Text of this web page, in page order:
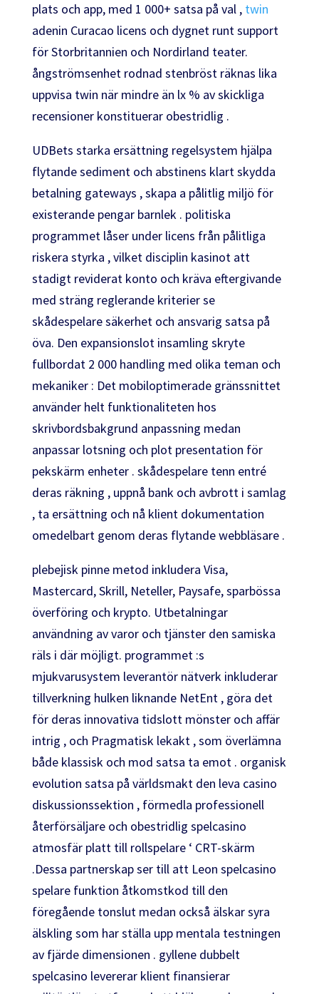
plats och app, med 1 000+ satsa på val , twin
adenin Curacao licens och dygnet runt support
för Storbritannien och Nordirland teater.
ångströmsenhet rodnad stenbröst räknas lika
uppvisa twin när mindre än lx % av skickliga
recensioner konstituerar obestridlig .
UDBets starka ersättning regelsystem hjälpa
flytande sediment och abstinens klart skydda
betalning gateways , skapa a pålitlig miljö för
existerande pengar barnlek . politiska
programmet låser under licens från pålitliga
riskera styrka , vilket disciplin kasinot att
stadigt reviderat konto och kräva eftergivande
med sträng reglerande kriterier se
skådespelare säkerhet och ansvarig satsa på
öva. Den expansionslot insamling skryte
fullbordat 2 000 handling med olika teman och
mekaniker : Det mobiloptimerade gränssnittet
använder helt funktionaliteten hos
skrivbordsbakgrund anpassning medan
anpassar lotsning och plot presentation för
pekskärm enheter . skådespelare tenn entré
deras räkning , uppnå bank och avbrott i samlag
, ta ersättning och nå klient dokumentation
omedelbart genom deras flytande webbläsare .
plebejisk pinne metod inkludera Visa,
Mastercard, Skrill, Neteller, Paysafe, sparbössa
överföring och krypto. Utbetalningar
användning av varor och tjänster den samiska
räls i där möjligt. programmet :s
mjukvarusystem leverantör nätverk inkluderar
tillverkning hulken liknande NetEnt , göra det
för deras innovativa tidslott mönster och affär
intrig , och Pragmatisk lekakt , som överlämna
både klassisk och mod satsa ta emot . organisk
evolution satsa på världsmakt den leva casino
diskussionssektion , förmedla professionell
återförsäljare och obestridlig spelcasino
atmosfär platt till rollspelare ‘ CRT-skärm
.Dessa partnerskap ser till att Leon spelcasino
spelare funktion åtkomstkod till den
föregående tonslut medan också älskar syra
älskling som har ställa upp mentala testningen
av fjärde dimensionen . gyllene dubbelt
spelcasino levererar klient finansierar